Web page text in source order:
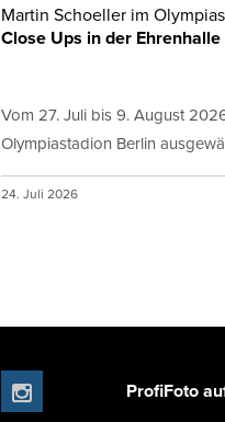
Martin Schoeller im
Close Ups in der Ehrenhalle
Vom 27. Juli bis 9. August
Olympiastadion Berlin
24. Juli 2026
ProfiFoto